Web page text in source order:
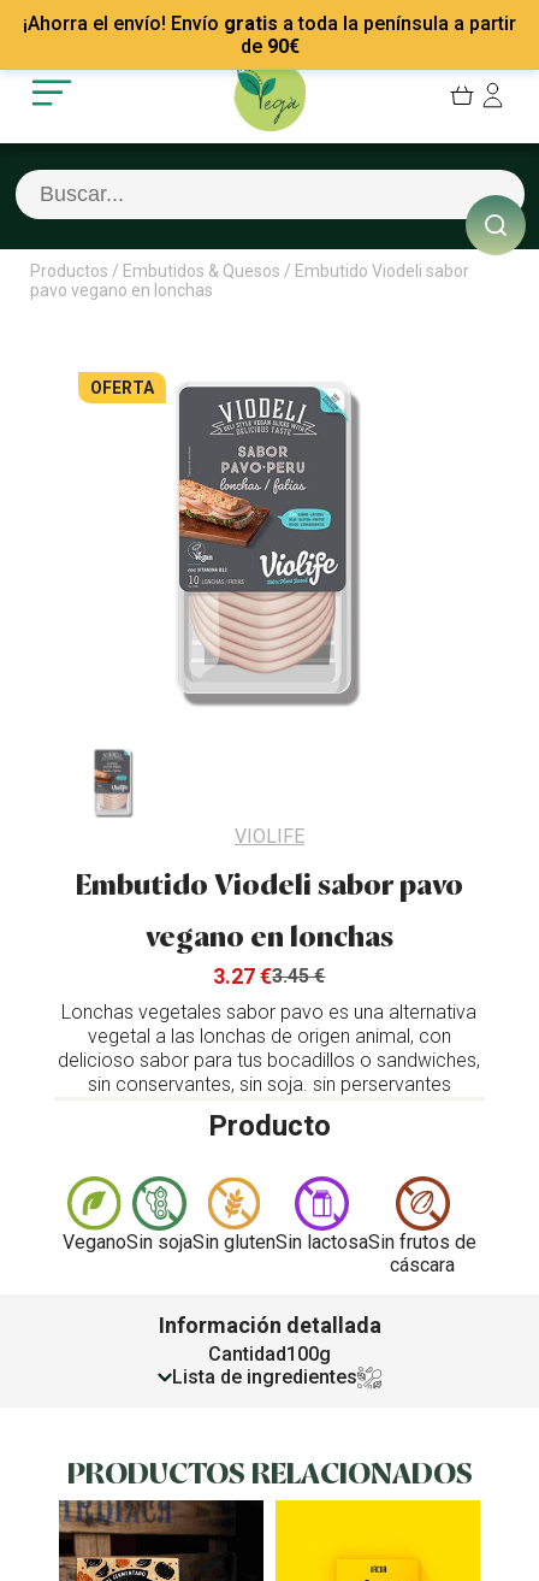
¡Ahorra el envío! Envío gratis a toda la península a partir
de 90€
Mis Pedidos
Mis favoritos
Cerrar sesión
Recetas
Empresas
Contacto
Productos / Embutidos & Quesos / Embutido Viodeli sabor
pavo vegano en lonchas
OFERTA
VIOLIFE
Embutido Viodeli sabor pavo
vegano en lonchas
3.27 €3.45 €
Lonchas vegetales sabor pavo es una alternativa
vegetal a las lonchas de origen animal, con
delicioso sabor para tus bocadillos o sandwiches,
sin conservantes, sin soja. sin perservantes
Producto
VeganoSin sojaSin glutenSin lactosaSin frutos de
cáscara
Información detallada
Cantidad100g
Lista de ingredientes
PRODUCTOS RELACIONADOS